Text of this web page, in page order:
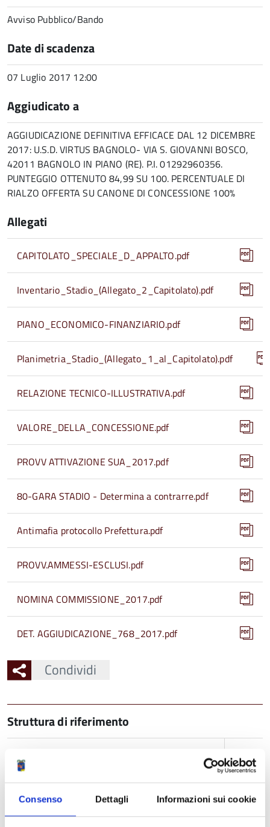
Consenso Dettagli Informazioni sui cookie
Avviso Pubblico/Bando
Date di scadenza
07 Luglio 2017 12:00
Aggiudicato a
AGGIUDICAZIONE DEFINITIVA EFFICACE DAL 12 DICEMBRE
2017: U.S.D. VIRTUS BAGNOLO- VIA S. GIOVANNI BOSCO,
42011 BAGNOLO IN PIANO (RE). P.I. 01292960356.
PUNTEGGIO OTTENUTO 84,99 SU 100. PERCENTUALE DI
RIALZO OFFERTA SU CANONE DI CONCESSIONE 100%
Allegati
CAPITOLATO_SPECIALE_D_APPALTO.pdf
Inventario_Stadio_(Allegato_2_Capitolato).pdf
PIANO_ECONOMICO-FINANZIARIO.pdf
Planimetria_Stadio_(Allegato_1_al_Capitolato).pdf
RELAZIONE TECNICO-ILLUSTRATIVA.pdf
VALORE_DELLA_CONCESSIONE.pdf
PROVV ATTIVAZIONE SUA_2017.pdf
80-GARA STADIO - Determina a contrarre.pdf
Antimafia protocollo Prefettura.pdf
PROVV.AMMESSI-ESCLUSI.pdf
NOMINA COMMISSIONE_2017.pdf
DET. AGGIUDICAZIONE_768_2017.pdf
Condividi
Struttura di riferimento
PER IL PNRR E GLI INVESTIMENTI
U.O. PROCEDURE DI GARA E CONTRATTI ASSICURATIVI